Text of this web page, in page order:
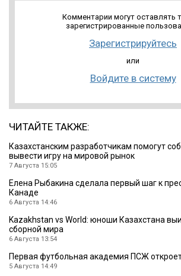
Комментарии могут оставлять
зарегистрированные
Зарегистрируйтесь
или
Войдите в систему
ЧИТАЙТЕ ТАКЖЕ:
Казахстанским разработчикам помогут
вывести игру на мировой рынок
7 Августа 15:05
Елена Рыбакина сделала первый шаг к
Канаде
6 Августа 14:46
Kazakhstan vs World: юноши Казахстана
сборной мира
6 Августа 13:54
Первая футбольная академия ПСЖ
5 Августа 14:49